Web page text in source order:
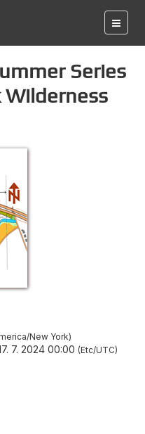
Series
Wilderness
New York
7. 2024 00:00 Etc/UTC